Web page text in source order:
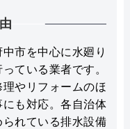
市を中心に水廻り
ている業者です。
やリフォームのほ
も対応。各自治体
れている排水設備